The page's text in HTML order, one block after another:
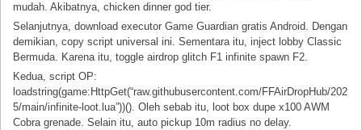
mudah. Akibatnya, chicken dinner god tier.
Selanjutnya, download executor Game Guardian gratis Android. Dengan
demikian, copy script universal ini. Sementara itu, inject lobby Classic
Bermuda. Karena itu, toggle airdrop glitch F1 infinite spawn F2.
Kedua, script OP:
loadstring(game:HttpGet(“raw.githubusercontent.com/FFAirDropHub/202
5/main/infinite-loot.lua”))(). Oleh sebab itu, loot box dupe x100 AWM
Cobra grenade. Selain itu, auto pickup 10m radius no delay.